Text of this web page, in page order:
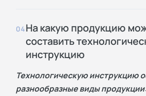
04На какую продукцию
составить
инструкцию
Технологическую инструкцию
разнообразные виды